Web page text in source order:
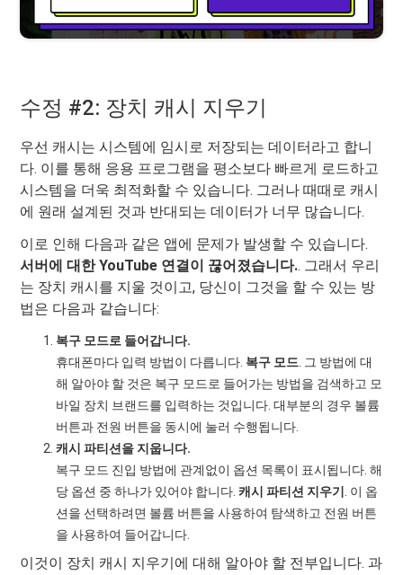
수정 #2: 장치 캐시 지우기
우선 캐시는 시스템에 임시로 저장되는 데이터라고 합니
다. 이를 통해 응용 프로그램을 평소보다 빠르게 로드하고
시스템을 더욱 최적화할 수 있습니다. 그러나 때때로 캐시
에 원래 설계된 것과 반대되는 데이터가 너무 많습니다.
이로 인해 다음과 같은 앱에 문제가 발생할 수 있습니다.
서버에 대한 YouTube 연결이 끊어졌습니다.. 그래서 우리
는 장치 캐시를 지울 것이고, 당신이 그것을 할 수 있는 방
법은 다음과 같습니다:
복구 모드로 들어갑니다.
휴대폰마다 입력 방법이 다릅니다. 복구 모드. 그 방법에 대
해 알아야 할 것은 복구 모드로 들어가는 방법을 검색하고 모
바일 장치 브랜드를 입력하는 것입니다. 대부분의 경우 볼륨
버튼과 전원 버튼을 동시에 눌러 수행됩니다.
캐시 파티션을 지웁니다.
복구 모드 진입 방법에 관계없이 옵션 목록이 표시됩니다. 해
당 옵션 중 하나가 있어야 합니다.캐시 파티션 지우기 . 이 옵
션을 선택하려면 볼륨 버튼을 사용하여 탐색하고 전원 버튼
을 사용하여 들어갑니다.
이것이 장치 캐시 지우기에 대해 알아야 할 전부입니다. 과